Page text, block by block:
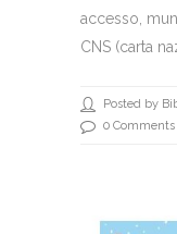
accesso,
CNS (carta
Posted by
0 Comments